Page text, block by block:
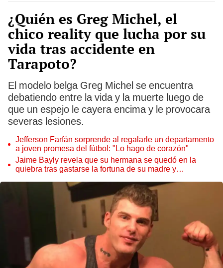
¿Quién es Greg Michel, el
chico reality que lucha por su
vida tras accidente en
Tarapoto?
El modelo belga Greg Michel se encuentra
debatiendo entre la vida y la muerte luego de
que un espejo le cayera encima y le provocara
severas lesiones.
Jefferson Farfán sorprende al regalarle un departamento
a joven promesa del fútbol: "Lo hago de corazón"
Jaime Bayly revela que su hermana se quedó en la
quiebra tras gastarse la fortuna de su madre y